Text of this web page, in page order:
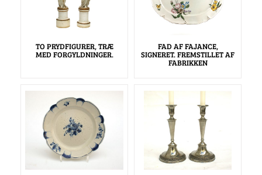
TO PRYDFIGURER, TRÆ
MED FORGYLDNINGER.
FAD AF FAJANCE,
SIGNERET. FREMSTILLET AF
FABRIKKEN